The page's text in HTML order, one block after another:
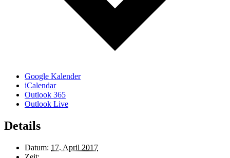
Google Kalender
iCalendar
Outlook 365
Outlook Live
Details
Datum: 17. April 2017